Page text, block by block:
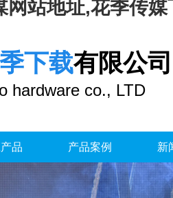
站地址,花季传
下载有限公司
hardware co., LTD
品 产品案例 新